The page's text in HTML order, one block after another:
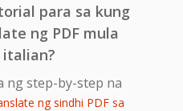
para sa kung
ng PDF mula
ng step-by-step na
ng sindhi PDF sa